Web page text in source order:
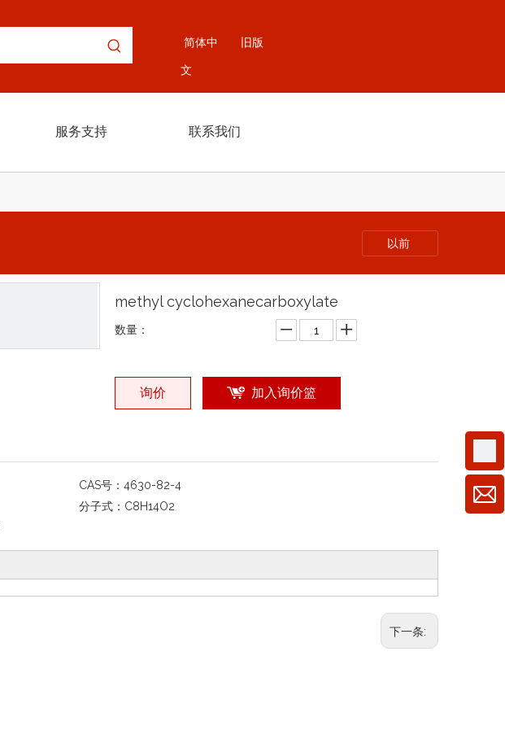
简体中
文
旧版
服务支持 联系我们
以前
methyl cyclohexanecarboxylate
数量：
询价 加入询价篮
CAS号：4630-82-4
分子式： C8H14O2
下一条: